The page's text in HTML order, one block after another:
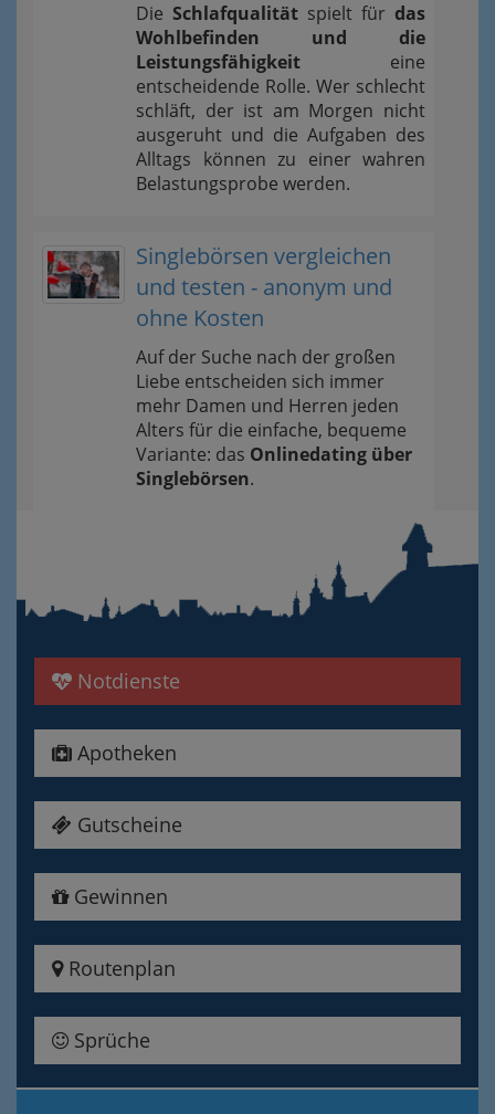
Die Schlafqualität spielt für das
Wohlbefinden und die
Leistungsfähigkeit eine
entscheidende Rolle. Wer schlecht
schläft, der ist am Morgen nicht
ausgeruht und die Aufgaben des
Alltags können zu einer wahren
Belastungsprobe werden.
Singlebörsen vergleichen
und testen - anonym und
ohne Kosten
Auf der Suche nach der großen
Liebe entscheiden sich immer
mehr Damen und Herren jeden
Alters für die einfache, bequeme
Variante: das Onlinedating über
Singlebörsen.
Notdienste
Apotheken
Gutscheine
Gewinnen
Routenplan
Sprüche